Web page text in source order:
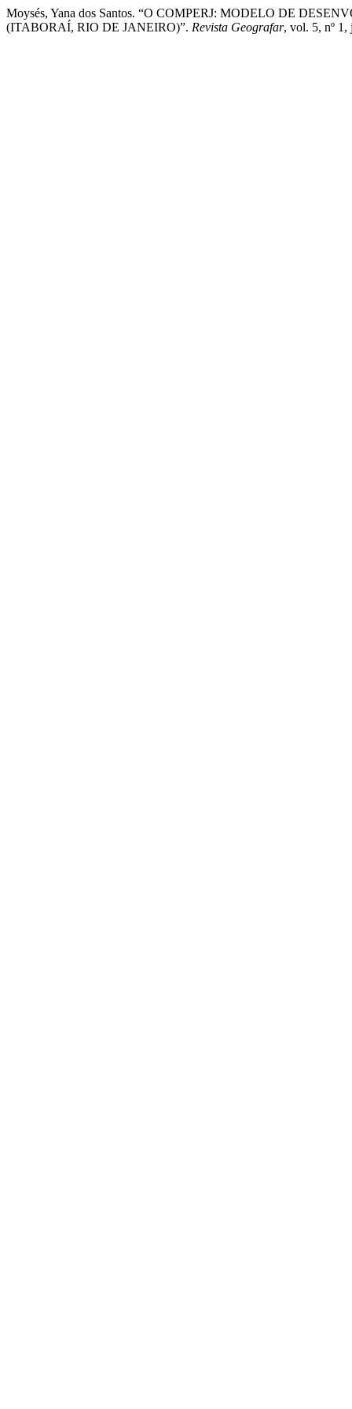
Moysés, Yana dos Santos. “O COMPERJ: MODELO DE
(ITABORAÍ, RIO DE JANEIRO)”. Revista Geografar, vol. 5, nº 1,